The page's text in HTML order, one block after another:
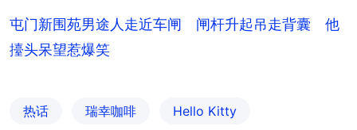
屯门新围苑男途人走近车闸 闸杆升起吊走背囊 他
擡头呆望惹爆笑
热话 瑞幸咖啡 Hello Kitty